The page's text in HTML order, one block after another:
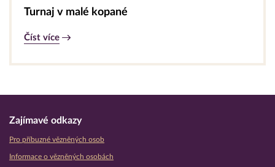
Turnaj v malé kopané
Číst více
Zajímavé odkazy
Pro příbuzné vězněných osob
Informace o vězněných osobách